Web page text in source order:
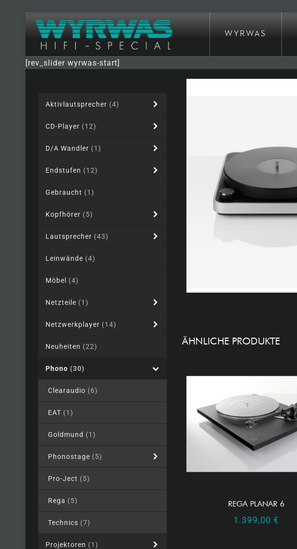
WYRWAS
[rev_slider wyrwas-start]
ÄHNLICHE PRODUKTE
REGA PLANAR 6
1.399,00 €
Aktivlautsprecher (4)
CD-Player (12)
D/A Wandler (1)
Endstufen (12)
Gebraucht (1)
Kopfhörer (5)
Lautsprecher (43)
Leinwände (4)
Möbel (4)
Netzteile (1)
Netzwerkplayer (14)
Neuheiten (22)
Phono (30)
Clearaudio (6)
EAT (1)
Goldmund (1)
Phonostage (5)
Pro-Ject (5)
Rega (5)
Technics (7)
Projektoren (1)